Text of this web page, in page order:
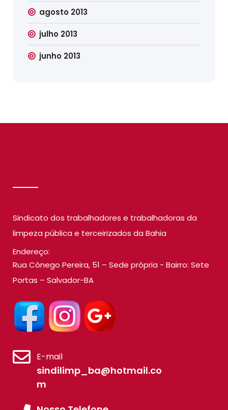
agosto 2013
julho 2013
junho 2013
Sindicato dos trabalhadores e trabalhadoras da
limpeza pública e terceirizados da Bahia
Endereço:
Rua Cônego Pereira, 51 – Sede própria - Bairro: Sete
Portas – Salvador-BA
E-mail
sindilimp_ba@hotmail.co
m